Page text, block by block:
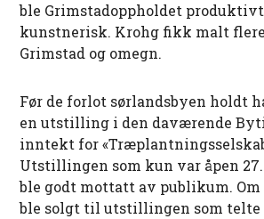
ble Grimstadoppholdet
kunstnerisk. Krohg fikk malt
Grimstad og omegn.
Før de forlot sørlandsbyen holdt
en utstilling i den daværende
inntekt for
Utstillingen som kun var åpen 27.
ble godt mottatt av publikum.
ble solgt til utstillingen som telte